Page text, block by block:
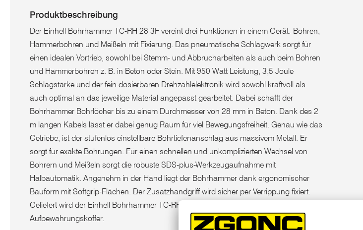
Produktbeschreibung
Der Einhell Bohrhammer TC-RH 28 3F vereint drei Funktionen in einem Gerät: Bohren,
Hammerbohren und Meißeln mit Fixierung. Das pneumatische Schlagwerk sorgt für
einen idealen Vortrieb, sowohl bei Stemm- und Abbrucharbeiten als auch beim Bohren
und Hammerbohren z. B. in Beton oder Stein. Mit 950 Watt Leistung, 3,5 Joule
Schlagstärke und der fein dosierbaren Drehzahlelektronik wird sowohl kraftvoll als
auch optimal an das jeweilige Material angepasst gearbeitet. Dabei schafft der
Bohrhammer Bohrlöcher bis zu einem Durchmesser von 28 mm in Beton. Dank des 2
m langen Kabels lässt er dabei genug Raum für viel Bewegungsfreiheit. Genau wie das
Getriebe, ist der stufenlos einstellbare Bohrtiefenanschlag aus massivem Metall. Er
sorgt für exakte Bohrungen. Für einen schnellen und unkomplizierten Wechsel von
Bohrern und Meißeln sorgt die robuste SDS-plus-Werkzeugaufnahme mit
Halbautomatik. Angenehm in der Hand liegt der Bohrhammer dank ergonomischer
Bauform mit Softgrip-Flächen. Der Zusatzhandgriff wird sicher per Verrippung fixiert.
Geliefert wird der Einhell Bohrhammer TC-RH 28 3F im praktischen Transport- und
Aufbewahrungskoffer.